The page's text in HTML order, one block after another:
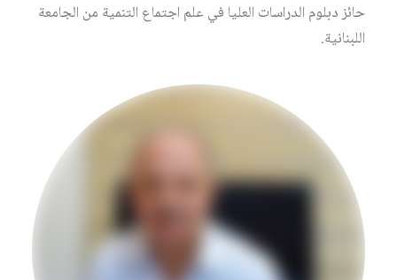
حائز دبلوم الدراسات العليا في علم اجتماع التنمية من الجامعة
اللبنانية.